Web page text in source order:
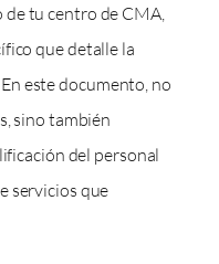
tu centro de CMA,
que detalle la
este documento, no
sino también
del personal
servicios que